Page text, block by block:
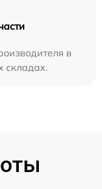
в
складах.